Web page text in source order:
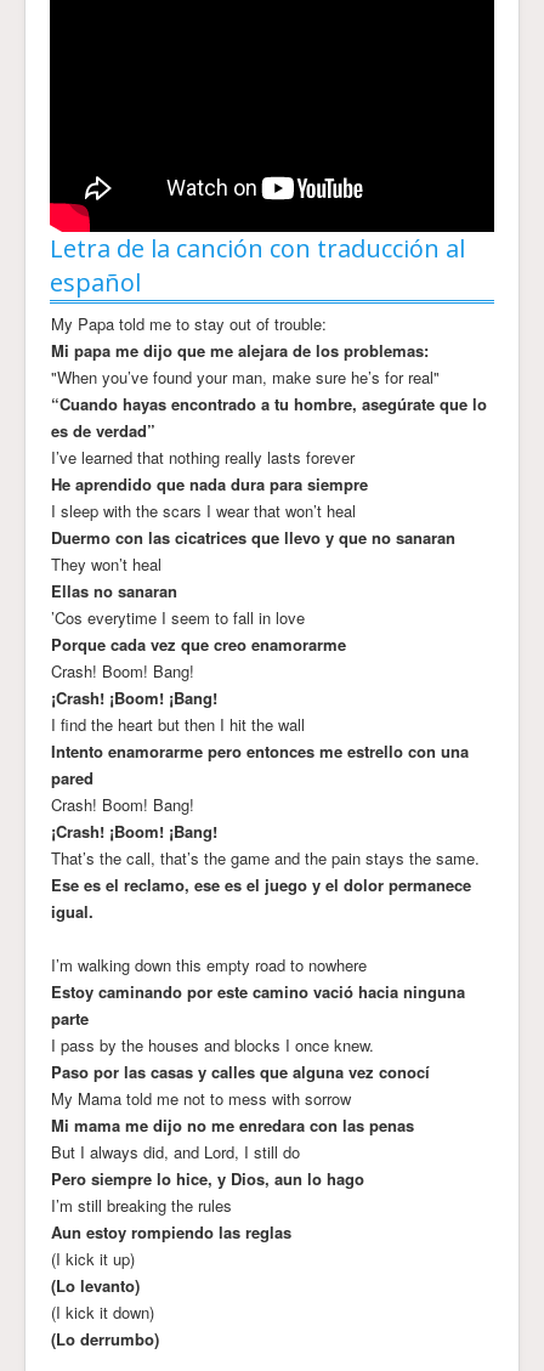
Letra de la canción con traducción al
español
My Papa told me to stay out of trouble:
Mi papa me dijo que me alejara de los problemas:
"When you’ve found your man, make sure he’s for real"
“Cuando hayas encontrado a tu hombre, asegúrate que lo
es de verdad”
I’ve learned that nothing really lasts forever
He aprendido que nada dura para siempre
I sleep with the scars I wear that won’t heal
Duermo con las cicatrices que llevo y que no sanaran
They won’t heal
Ellas no sanaran
’Cos everytime I seem to fall in love
Porque cada vez que creo enamorarme
Crash! Boom! Bang!
¡Crash! ¡Boom! ¡Bang!
I find the heart but then I hit the wall
Intento enamorarme pero entonces me estrello con una
pared
Crash! Boom! Bang!
¡Crash! ¡Boom! ¡Bang!
That’s the call, that’s the game and the pain stays the same.
Ese es el reclamo, ese es el juego y el dolor permanece
igual.
I’m walking down this empty road to nowhere
Estoy caminando por este camino vació hacia ninguna
parte
I pass by the houses and blocks I once knew.
Paso por las casas y calles que alguna vez conocí
My Mama told me not to mess with sorrow
Mi mama me dijo no me enredara con las penas
But I always did, and Lord, I still do
Pero siempre lo hice, y Dios, aun lo hago
I’m still breaking the rules
Aun estoy rompiendo las reglas
(I kick it up)
(Lo levanto)
(I kick it down)
(Lo derrumbo)